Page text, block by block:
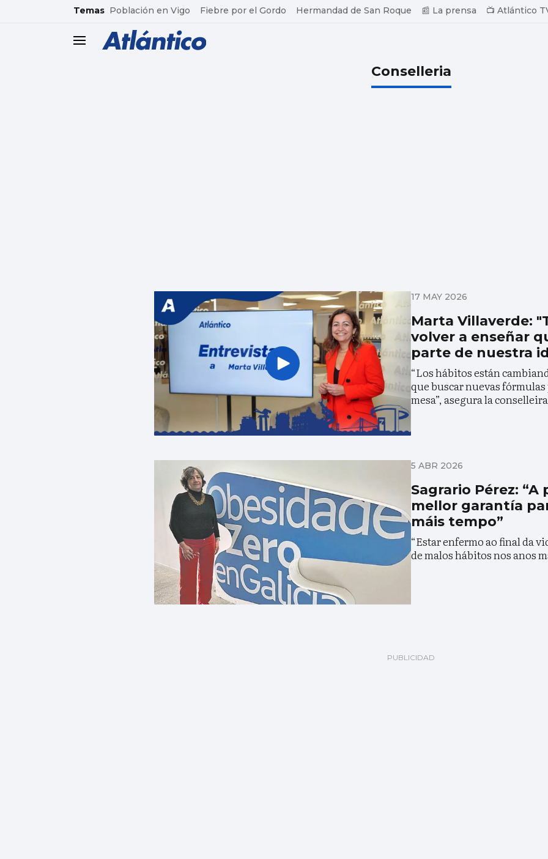
common.go-to-content
Temas Población en Vigo Fiebre por el Gordo Hermandad de San Roque 📰 La prensa 📺 Atlántico
header.menu.open
Conselleria
17 MAY 2026
Marta Villaverde:
volver a enseñar
parte de nuestra
“Los hábitos están
que buscar nuevas fórmulas
mesa”, asegura la
5 ABR 2026
Sagrario Pérez: “A
mellor garantía
máis tempo”
“Estar enfermo ao final da
de malos hábitos nos anos